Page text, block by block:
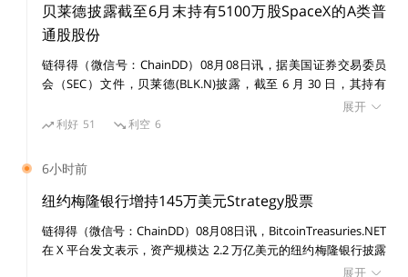
界，因为我们在处理的是用户的资产以安全至上。我们目
前还没有实现一个最优解，让所有的东西都非常安全同时
非常易用，安全和便捷是成反比的。我们必须使用非常多
的安全措施，希望在相应技术的提升后，我们可以减少这
些层层措施。Binance会按国家、按区域有当地 KYC 的
制化解决方案。比如说用当地驾照来进行 KYC，使用本
地化的解决方案。但总体来说，我本人对 Web3 的使用
体验还并不是很满意，有很多提升空间，但这也意味着有
很多机会。
贝莱德披露截至6月末持有5100万股SpaceX的A类普
通股股份
链得得（微信号：ChainDD）08月08日讯，据美国证券交易委员
会（SEC）文件，贝莱德(BLK.N)披露，截至 6 月 30 日，其持有
展开
利好 51 利空 6
6小时前
纽约梅隆银行增持145万美元Strategy股票
链得得（微信号：ChainDD）08月08日讯，BitcoinTreasuries.NET
在 X 平台发文表示，资产规模达 2.2 万亿美元的纽约梅隆银行披露
增持 14,630 股 Strategy 股票，价值 145 万美元。目前其持有
展开